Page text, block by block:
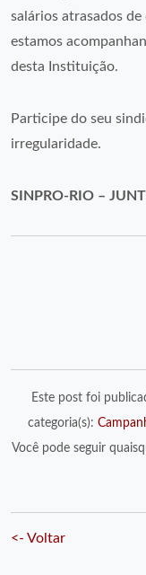
salários atrasados de
estamos
desta Instituição.
Participe do seu
irregularidade.
SINPRO-RIO –
Este post foi
categoria(s):
Você pode seguir
<- Voltar